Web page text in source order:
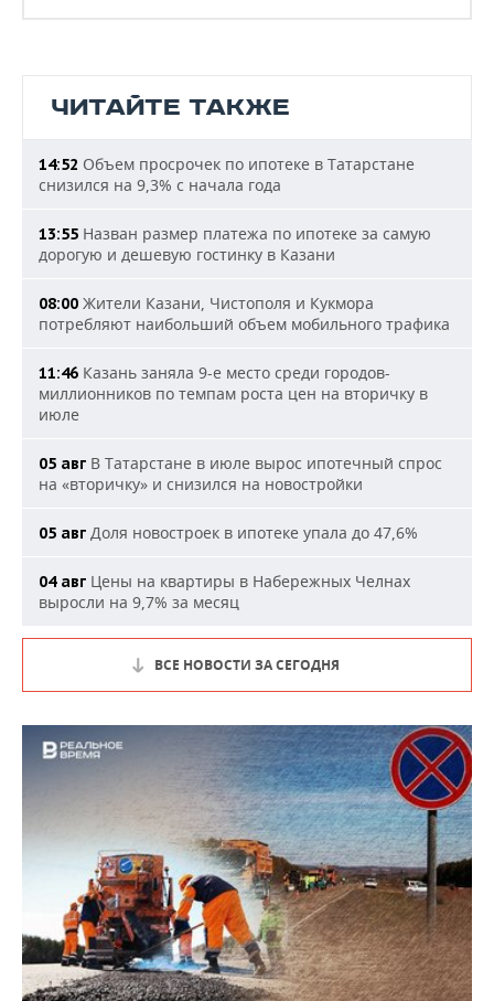
ЧИТАЙТЕ ТАКЖЕ
14:52 Объем просрочек по ипотеке в Татарстане
снизился на 9,3% с начала года
13:55 Назван размер платежа по ипотеке за самую
дорогую и дешевую гостинку в Казани
08:00 Жители Казани, Чистополя и Кукмора
потребляют наибольший объем мобильного трафика
11:46 Казань заняла 9-е место среди городов-
миллионников по темпам роста цен на вторичку в
июле
05 авг В Татарстане в июле вырос ипотечный спрос
на «вторичку» и снизился на новостройки
05 авг Доля новостроек в ипотеке упала до 47,6%
04 авг Цены на квартиры в Набережных Челнах
выросли на 9,7% за месяц
ВСЕ НОВОСТИ ЗА СЕГОДНЯ